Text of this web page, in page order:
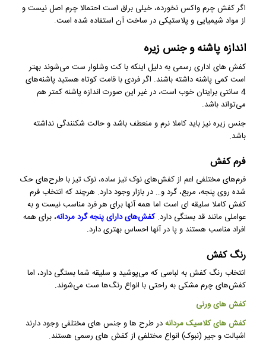
اگر کفش چرم واکس نخورده، خیلی براق است احتمالا چرم اصل نیست و
از مواد شیمیایی و پلاستیکی در ساخت آن استفاده شده است.
اندازه پاشنه و جنس زیره
کفش ‌های اداری رسمی به دلیل اینکه با کت وشلوار ست می‌شوند بهتر
است کمی پاشنه داشته باشند. اگر فردی با قامت کوتاه هستید پاشنه‌های
4 سانتی برایتان خوب است، در غیر این صورت اندازه پاشنه کمتر هم
می‌تواند باشد.
جنس زیره نیز باید کاملا نرم و منعطف باشد و حالت شکنندگی نداشته
باشد.
فرم کفش
فرم‌های مختلفی اعم از کفش‌های نوک تیز ساده، نوک تیز با طرح‌های حک
شده روی پنجه، مربع، گرد و… در بازار وجود دارد. هرچند که انتخاب فرم
کفش کاملا سلیقه ای است اما همه آنها برای هر فرد مناسب نیست و به
عواملی مانند قد بستگی دارد. کفش‌های دارای پنجه گرد مردانه، برای همه
افراد مناسب هستند و پا در آنها احساس بهتری دارد.
رنگ کفش
انتخاب رنگ کفش به لباسی که می‌پوشید و سلیقه شما بستگی دارد، اما
کفش‌های چرم مشکی به راحتی با انواع رنگ‌ها ست می‌شوند.
کفش های ورنی
کفش های کلاسیک مردانهدر طرح ها و جنس های مختلفی وجود دارند
اشبالت و جیر (نبوک) انواع مختلفی از کفش های رسمی هستند.